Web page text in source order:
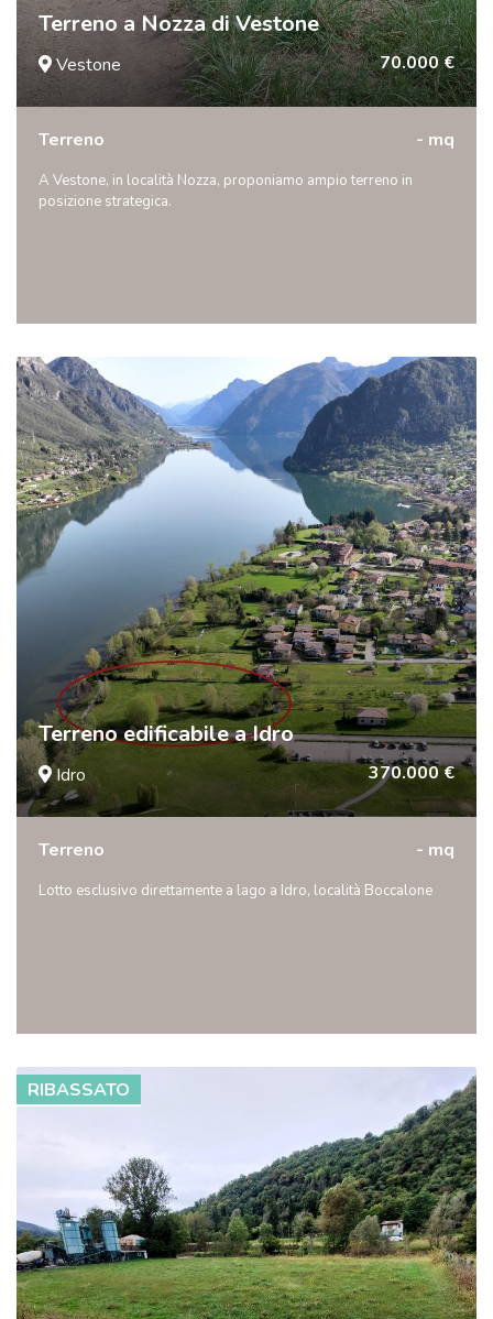
Terreno a Nozza di Vestone
Vestone 70.000 €
Terreno - mq
A Vestone, in località Nozza, proponiamo ampio terreno in
posizione strategica.
Terreno edificabile a Idro
Idro 370.000 €
Terreno - mq
Lotto esclusivo direttamente a lago a Idro, località Boccalone
RIBASSATO